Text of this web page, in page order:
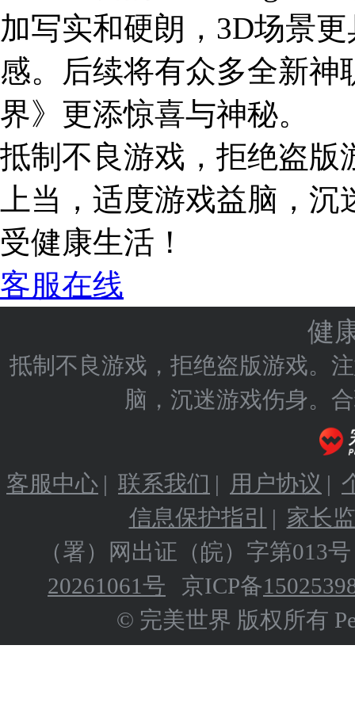
加写实和硬朗，3D场景
感。后续将有众多全新神
界》更添惊喜与神秘。
抵制不良游戏，拒绝盗版
上当，适度游戏益脑，
受健康生活！
客服在线
健
抵制不良游戏，拒绝盗版游戏。
脑，沉迷游戏伤身。
客服中心 | 联系我们 | 用户协议 |
信息保护指引
| 家长
（署）网出证（皖）字第013号
20261061号
京ICP备
© 完美世界 版权所有